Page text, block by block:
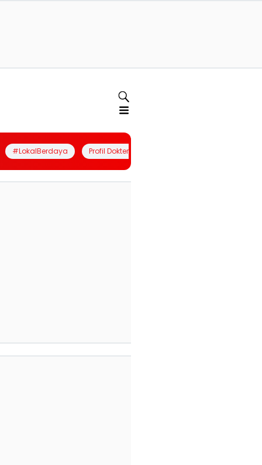
#LokalBerdaya Profil Dokter